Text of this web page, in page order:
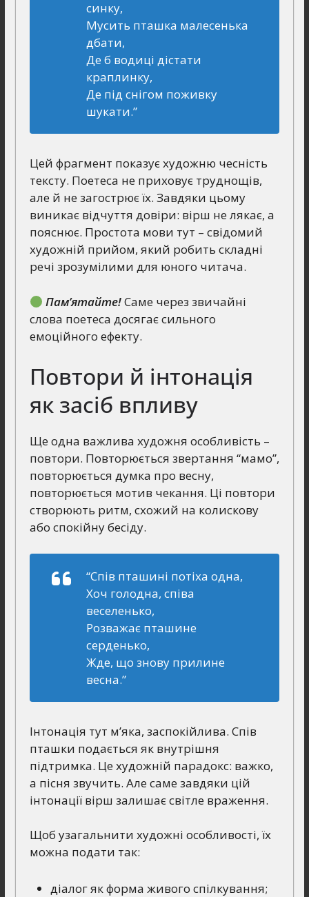
синку,
Мусить пташка малесенька
дбати,
Де б водиці дістати
краплинку,
Де під снігом поживку
шукати.”
Цей фрагмент показує художню чесність
тексту. Поетеса не приховує труднощів,
але й не загострює їх. Завдяки цьому
виникає відчуття довіри: вірш не лякає, а
пояснює. Простота мови тут – свідомий
художній прийом, який робить складні
речі зрозумілими для юного читача.
Пам’ятайте!Саме через звичайні
слова поетеса досягає сильного
емоційного ефекту.
Повтори й інтонація
як засіб впливу
Ще одна важлива художня особливість –
повтори. Повторюється звертання “мамо”,
повторюється думка про весну,
повторюється мотив чекання. Ці повтори
створюють ритм, схожий на колискову
або спокійну бесіду.
“Спів пташині потіха одна,
Хоч голодна, співа
веселенько,
Розважає пташине
серденько,
Жде, що знову прилине
весна.”
Інтонація тут м’яка, заспокійлива. Спів
пташки подається як внутрішня
підтримка. Це художній парадокс: важко,
а пісня звучить. Але саме завдяки цій
інтонації вірш залишає світле враження.
Щоб узагальнити художні особливості, їх
можна подати так:
діалог як форма живого спілкування;